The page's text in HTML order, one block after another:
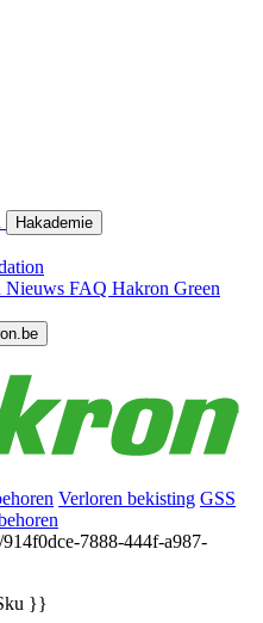
Hakademie
Nieuws FAQ Hakron Green
Verloren bekisting GSS
}}